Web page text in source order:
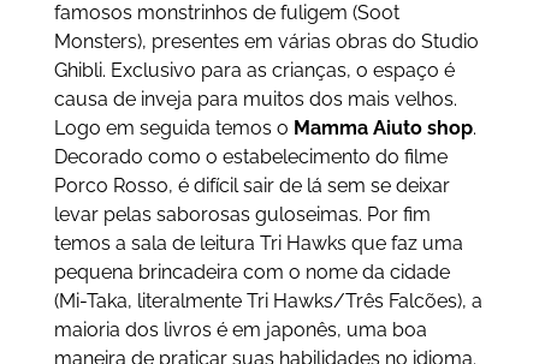
famosos monstrinhos de fuligem (Soot
Monsters), presentes em várias obras do Studio
Ghibli. Exclusivo para as crianças, o espaço é
causa de inveja para muitos dos mais velhos.
Logo em seguida temos o Mamma Aiuto shop.
Decorado como o estabelecimento do filme
Porco Rosso, é difícil sair de lá sem se deixar
levar pelas saborosas guloseimas. Por fim
temos a sala de leitura Tri Hawks que faz uma
pequena brincadeira com o nome da cidade
(Mi-Taka, literalmente Tri Hawks/Três Falcões), a
maioria dos livros é em japonês, uma boa
maneira de praticar suas habilidades no idioma.